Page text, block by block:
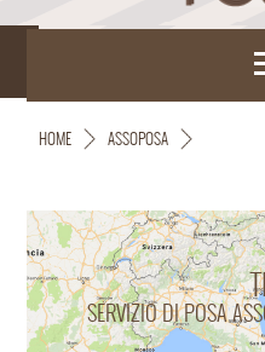
HOME ASSOPOSA
SERVIZIO DI POSA